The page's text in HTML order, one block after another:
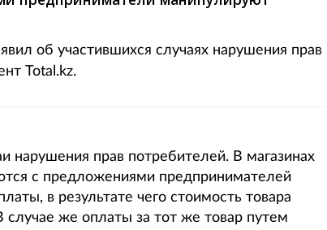
об участившихся случаях нарушения прав
Total.kz.
нарушения прав потребителей. В магазинах
с предложениями предпринимателей
в результате чего стоимость товара
случае же оплаты за тот же товар путем